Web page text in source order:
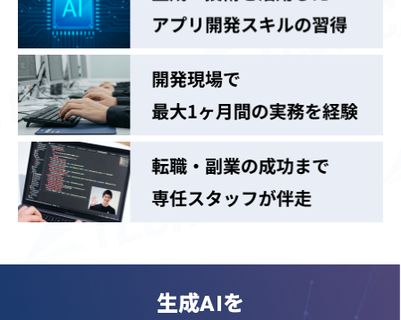
生成AIを